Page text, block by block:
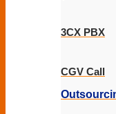
3CX PBX
CGV Call